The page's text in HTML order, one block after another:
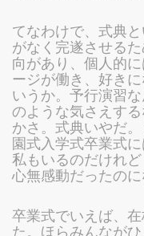
てなわけで、式典
がなく完遂させる
向があり、個人的
ージが働き、好き
いうか。予行演習
のような気さえす
かさ。式典いやだ
園式入学式卒業式
私もいるのだけれ
心無感動だったのに
卒業式でいえば、
た。ほらみんなが